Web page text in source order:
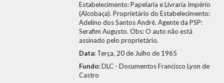
Estabelecimento: Papelaria e Livraria Império
(Alcobaça). Proprietário do Estabelecimento:
Adelino dos Santos André. Agente da PSP:
Serafim Augusto. Obs: O auto não está
assinado pelo proprietário.
Data: Terça, 20 de Julho de 1965
Fundo:DLC - Documentos Francisco Lyon de
Castro